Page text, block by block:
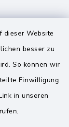
dieser Website
besser zu
So können wir
Einwilligung
in unseren